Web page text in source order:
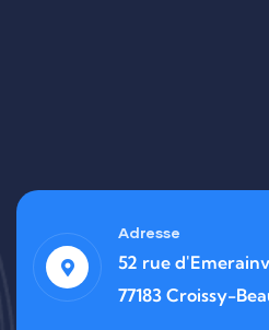
Adresse
52 rue
77183 Croissy-